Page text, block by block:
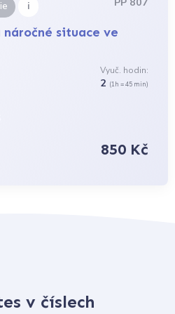
i
situace ve
Vyuč. hodin:
2 (1h = 45 min)
850 Kč
v číslech